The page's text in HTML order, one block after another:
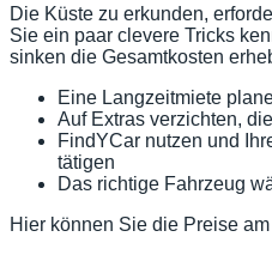
Die Küste zu erkunden,
Sie ein paar clevere Tricks
sinken die Gesamtkosten
Eine Langzeitmiete
Auf Extras verzichten,
FindYCar nutzen und
tätigen
Das richtige Fahrzeug
Hier können Sie die Preise